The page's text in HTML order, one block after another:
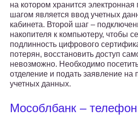
на котором хранится
шагом является ввод учетных
кабинета. Второй шаг –
накопителя к компьютеру, чтобы
подлинность цифрового
потерян, восстановить доступ
невозможно. Необходимо
отделение и подать заявление на
учетных данных.
Мособлбанк –